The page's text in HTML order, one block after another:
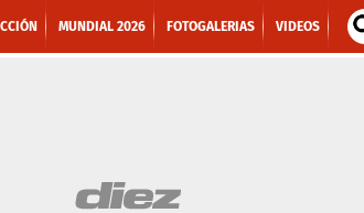
MUNDIAL 2026 FOTOGALERIAS VIDEOS